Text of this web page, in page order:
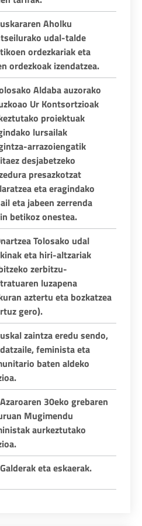
Aholku
udal-talde
ordezkariak eta
ordezkoak izendatzea.
Aldaba auzorako
Ur Kontsortzioak
proiektuak
lursailak
arrazoiengatik
desjabetzeko
presazkotzat
eta eragindako
eta jabeen zerrenda
betikoz onestea.
Tolosako udal
eta hiri-altzariak
zerbitzu-
luzapena
aztertu eta bozkatzea
gero).
zaintza eredu sendo,
feminista eta
baten aldeko
30eko grebaren
Mugimendu
aurkeztutako
eta eskaerak.